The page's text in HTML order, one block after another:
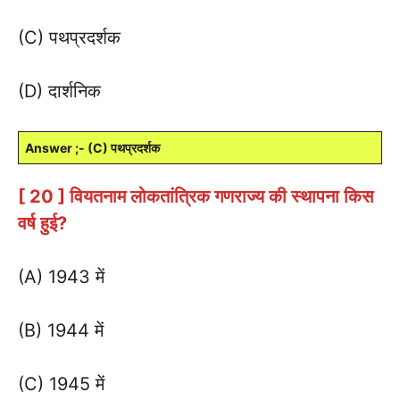
(C) पथप्रदर्शक
(D) दार्शनिक
Answer ;- (C) पथप्रदर्शक
[ 20 ] वियतनाम लोकतांत्रिक गणराज्य की स्थापना किस
वर्ष हुई?
(A) 1943 में
(B) 1944 में
(C) 1945 में